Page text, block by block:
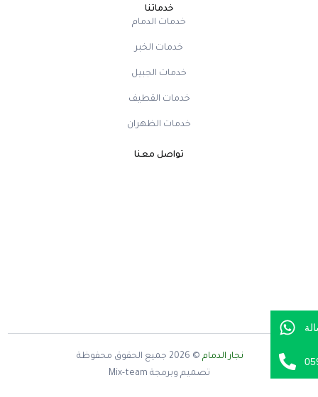
خدماتنا
خدمات الدمام
خدمات الخبر
خدمات الجبيل
خدمات القطيف
خدمات الظهران
تواصل معنا
نجار الدمام © 2026
جميع الحقوق محفوظة
تصميم وبرمجة Mix-team